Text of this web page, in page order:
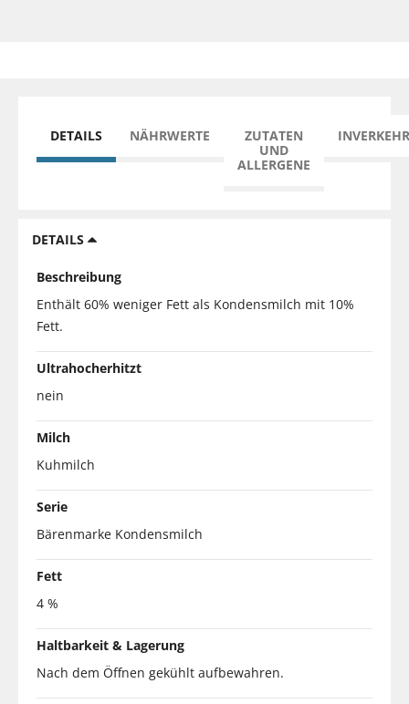
DETAILS NÄHRWERTE
ZUTATEN
UND
ALLERGENE
DETAILS
Beschreibung
Enthält 60% weniger Fett als Kondensmilch mit 10%
Fett.
Ultrahocherhitzt
nein
Milch
Kuhmilch
Serie
Bärenmarke Kondensmilch
Fett
4 %
Haltbarkeit & Lagerung
Nach dem Öffnen gekühlt aufbewahren.